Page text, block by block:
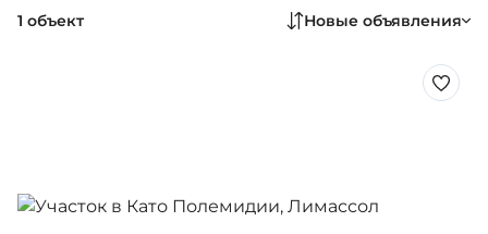
1 объект Новые объявления